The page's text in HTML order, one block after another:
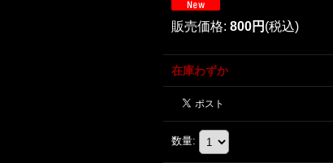
販売価格: 800円 (税込)
在庫わずか
数量: